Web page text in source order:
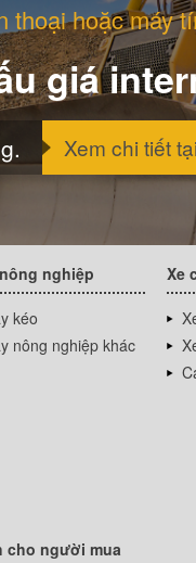
thoại hoặc máy
giá
Xem chi tiết
nghiệp
kéo
nông nghiệp khác
Xe
cho người mua